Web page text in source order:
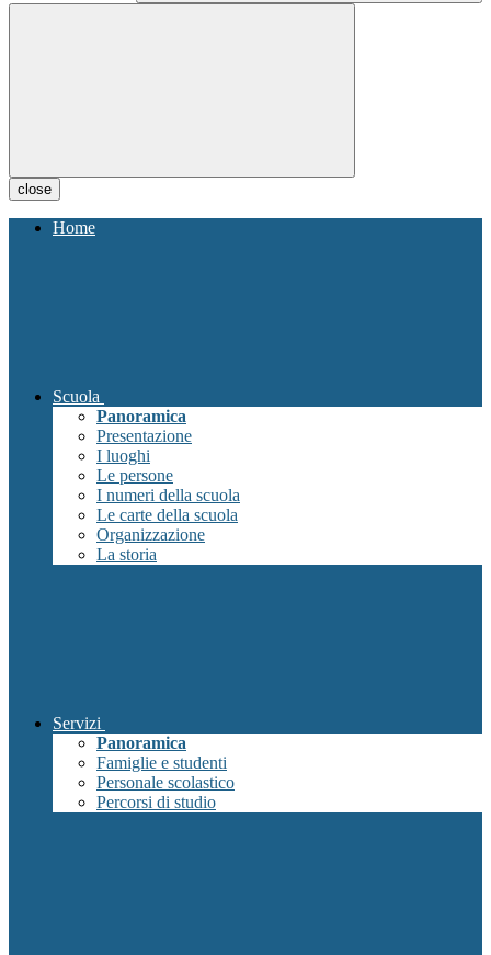
close
Home
Scuola
Panoramica
Presentazione
I luoghi
Le persone
I numeri della scuola
Le carte della scuola
Organizzazione
La storia
Servizi
Panoramica
Famiglie e studenti
Personale scolastico
Percorsi di studio